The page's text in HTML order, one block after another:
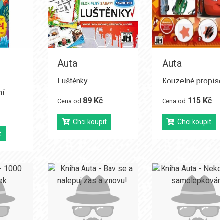
Auta
Luštěnky
Cena od 89 Kč
Chci koupit
Auta
Kouzelné
Cena od 115 Kč
Chci koupit